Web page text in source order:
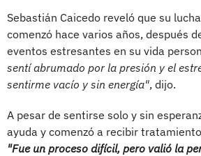
Sebastián Caicedo reveló que su
comenzó hace varios años, después
eventos estresantes en su vida
sentí abrumado por la presión y el
sentirme vacío y sin energía", dijo.
A pesar de sentirse solo y sin
ayuda y comenzó a recibir
"Fue un proceso difícil, pero valió la